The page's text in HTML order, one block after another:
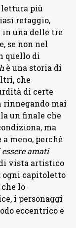
lettura più
retaggio,
una delle tre
se non nel
quello di
è una storia di
che
di certe
rinnegando mai
un finale che
ma
meno, perché
amati
vista artistico
ogni capitoletto
lo
i personaggi
eccentrico e